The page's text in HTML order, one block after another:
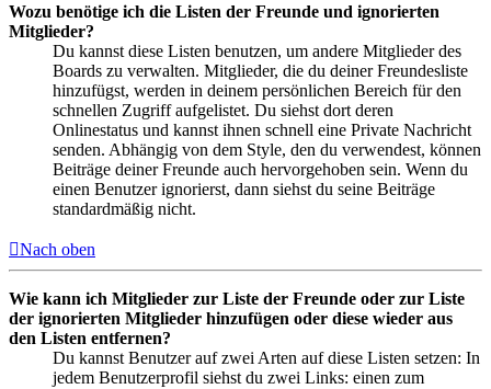
Wozu benötige ich die Listen der Freunde und ignorierten
Mitglieder?
Du kannst diese Listen benutzen, um andere Mitglieder des
Boards zu verwalten. Mitglieder, die du deiner Freundesliste
hinzufügst, werden in deinem persönlichen Bereich für den
schnellen Zugriff aufgelistet. Du siehst dort deren
Onlinestatus und kannst ihnen schnell eine Private Nachricht
senden. Abhängig von dem Style, den du verwendest, können
Beiträge deiner Freunde auch hervorgehoben sein. Wenn du
einen Benutzer ignorierst, dann siehst du seine Beiträge
standardmäßig nicht.
Nach oben
Wie kann ich Mitglieder zur Liste der Freunde oder zur Liste
der ignorierten Mitglieder hinzufügen oder diese wieder aus
den Listen entfernen?
Du kannst Benutzer auf zwei Arten auf diese Listen setzen: In
jedem Benutzerprofil siehst du zwei Links: einen zum